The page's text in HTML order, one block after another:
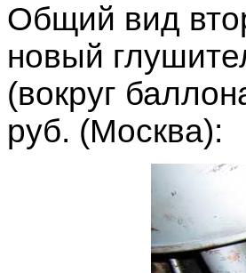
Общий вид
новый
(вокруг
руб. (Москва):